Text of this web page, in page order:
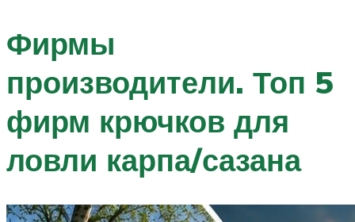
Фирмы
производители. Топ 5
фирм крючков для
ловли карпа/сазана